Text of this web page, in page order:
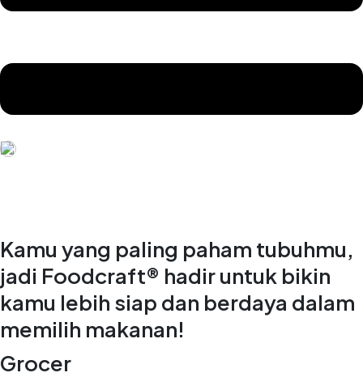
Kamu yang paling paham tubuhmu,
jadi Foodcraft® hadir untuk bikin
kamu lebih siap dan berdaya dalam
memilih makanan!
Grocer